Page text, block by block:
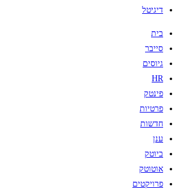
דיגיטל
בית
סייבר
גיוסים
HR
פינטק
פרטיות
חדשות
ענן
ביוטק
אוטוטק
פרויקטים